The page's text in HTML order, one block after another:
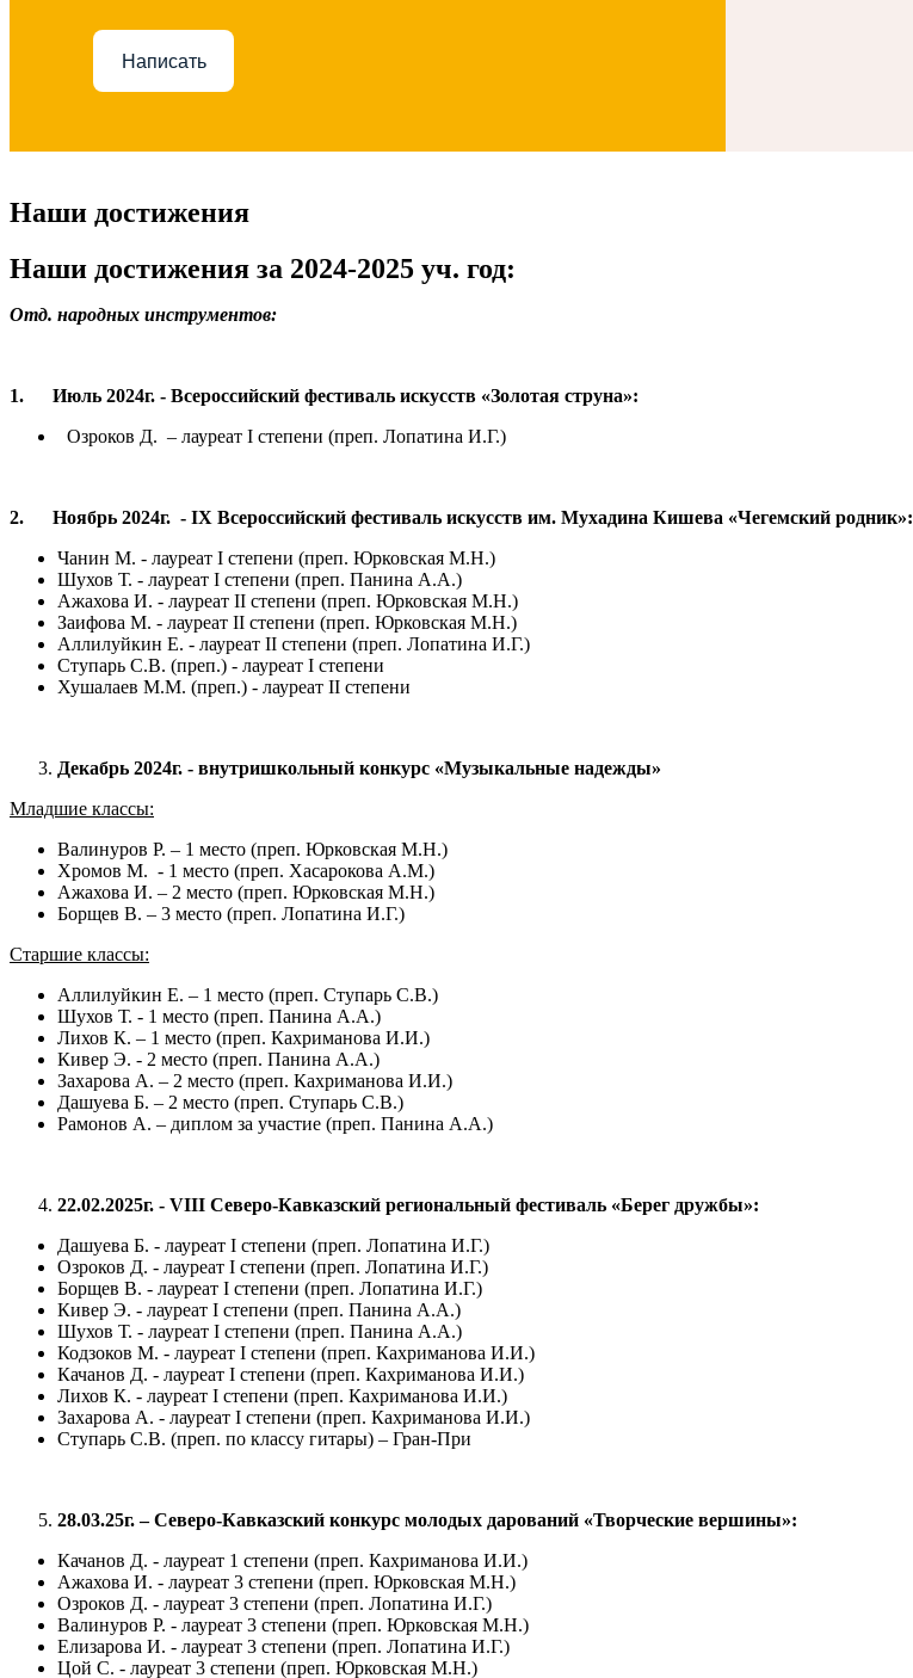
Написать
Наши достижения
Наши достижения за 2024-2025 уч. год:
Отд. народных инструментов:
1. Июль 2024г. - Всероссийский фестиваль искусств «Золотая струна»:
Озроков Д. – лауреат I степени (преп. Лопатина И.Г.)
2. Ноябрь 2024г. - IX Всероссийский фестиваль искусств им. Мухадина Кишева «Чегемский родник»:
Чанин М. - лауреат I степени (преп. Юрковская М.Н.)
Шухов Т. - лауреат I степени (преп. Панина А.А.)
Ажахова И. - лауреат II степени (преп. Юрковская М.Н.)
Заифова М. - лауреат II степени (преп. Юрковская М.Н.)
Аллилуйкин Е. - лауреат II степени (преп. Лопатина И.Г.)
Ступарь С.В. (преп.) - лауреат I степени
Хушалаев М.М. (преп.) - лауреат II степени
Декабрь 2024г. - внутришкольный конкурс «Музыкальные надежды»
Младшие классы:
Валинуров Р. – 1 место (преп. Юрковская М.Н.)
Хромов М. - 1 место (преп. Хасарокова А.М.)
Ажахова И. – 2 место (преп. Юрковская М.Н.)
Борщев В. – 3 место (преп. Лопатина И.Г.)
Старшие классы:
Аллилуйкин Е. – 1 место (преп. Ступарь С.В.)
Шухов Т. - 1 место (преп. Панина А.А.)
Лихов К. – 1 место (преп. Кахриманова И.И.)
Кивер Э. - 2 место (преп. Панина А.А.)
Захарова А. – 2 место (преп. Кахриманова И.И.)
Дашуева Б. – 2 место (преп. Ступарь С.В.)
Рамонов А. – диплом за участие (преп. Панина А.А.)
22.02.2025г. - VIII Северо-Кавказский региональный фестиваль «Берег дружбы»:
Дашуева Б. - лауреат I степени (преп. Лопатина И.Г.)
Озроков Д. - лауреат I степени (преп. Лопатина И.Г.)
Борщев В. - лауреат I степени (преп. Лопатина И.Г.)
Кивер Э. - лауреат I степени (преп. Панина А.А.)
Шухов Т. - лауреат I степени (преп. Панина А.А.)
Кодзоков М. - лауреат I степени (преп. Кахриманова И.И.)
Качанов Д. - лауреат I степени (преп. Кахриманова И.И.)
Лихов К. - лауреат I степени (преп. Кахриманова И.И.)
Захарова А. - лауреат I степени (преп. Кахриманова И.И.)
Ступарь С.В. (преп. по классу гитары) – Гран-При
28.03.25г. – Северо-Кавказский конкурс молодых дарований «Творческие вершины»:
Качанов Д. - лауреат 1 степени (преп. Кахриманова И.И.)
Ажахова И. - лауреат 3 степени (преп. Юрковская М.Н.)
Озроков Д. - лауреат 3 степени (преп. Лопатина И.Г.)
Валинуров Р. - лауреат 3 степени (преп. Юрковская М.Н.)
Елизарова И. - лауреат 3 степени (преп. Лопатина И.Г.)
Цой С. - лауреат 3 степени (преп. Юрковская М.Н.)